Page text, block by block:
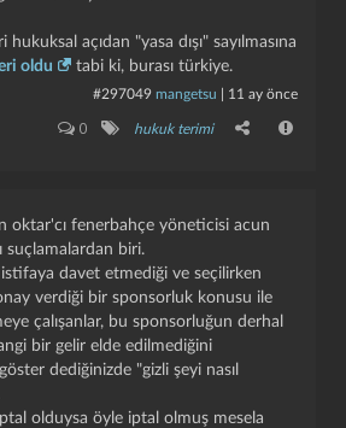
açıdan "yasa dışı" sayılmasına
oldu tabi ki, burası türkiye.
#297049 mangetsu 11 ay önce
0 hukuk terimi
oktar'cı fenerbahçe yöneticisi acun
suçlamalardan biri.
davet etmediği ve seçilirken
verdiği bir sponsorluk konusu ile
çalışanlar, bu sponsorluğun derhal
bir gelir elde edilmediğini
dediğinizde "gizli şeyi nasıl
olduysa öyle iptal olmuş mesela